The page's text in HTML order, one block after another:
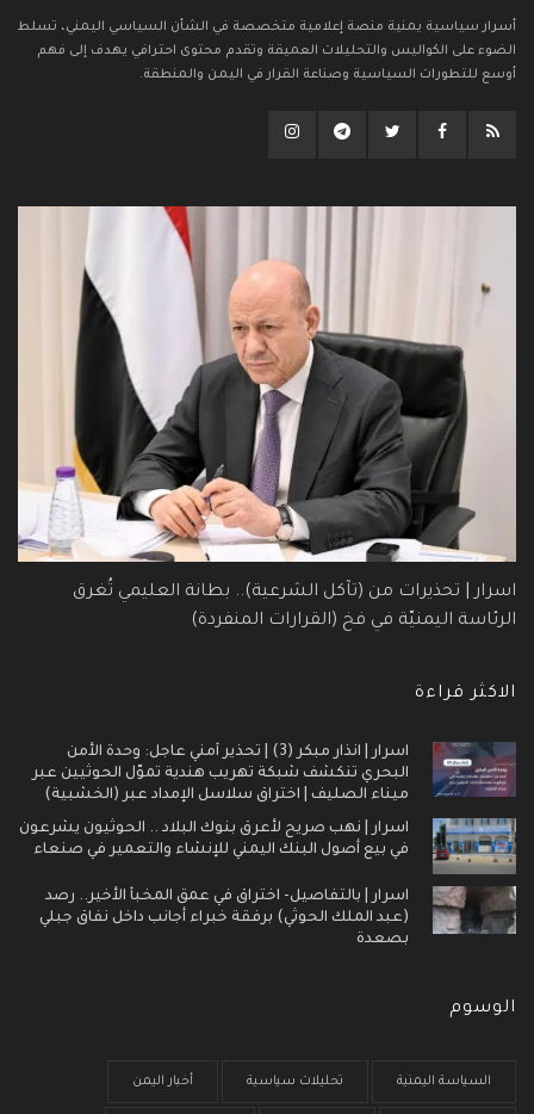
أسرار سياسية يمنية منصة إعلامية متخصصة في الشأن السياسي اليمني، تسلط
الضوء على الكواليس والتحليلات العميقة وتقدم محتوى احترافي يهدف إلى فهم
أوسع للتطورات السياسية وصناعة القرار في اليمن والمنطقة.
اسرار | تحذيرات من (تآكل الشرعية).. بطانة العليمي تُغرق
الرئاسة اليمنيّة في فخ (القرارات المنفردة)
الاكثر قراءة
اسرار | انذار مبكر (3) | تحذير أمني عاجل: وحدة الأمن
البحري تنكشف شبكة تهريب هندية تموّل الحوثيين عبر
ميناء الصليف | اختراق سلاسل الإمداد عبر (الخشبية)
اسرار | نهب صريح لأعرق بنوك البلاد .. الحوثيون يشرعون
في بيع أصول البنك اليمني للإنشاء والتعمير في صنعاء
اسرار | بالتفاصيل- اختراق في عمق المخبأ الأخير.. رصد
(عبد الملك الحوثي) برفقة خبراء أجانب داخل نفاق جبلي
بصعدة
الوسوم
السياسة اليمنية تحليلات سياسية أخبار اليمن